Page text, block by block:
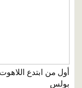
أول من ابتدع
بولس